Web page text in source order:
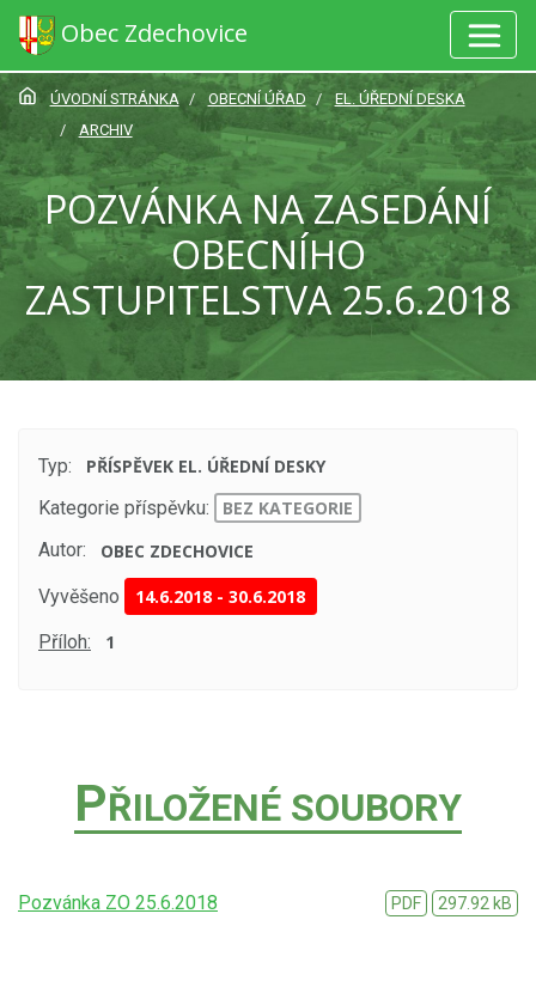
Obec Zdechovice
ÚVODNÍ STRÁNKA OBECNÍ ÚŘAD
EL. ÚŘEDNÍ DESKA
ARCHIV
POZVÁNKA NA ZASEDÁNÍ
OBECNÍHO
ZASTUPITELSTVA 25.6.2018
Typ:
PŘÍSPĚVEK EL. ÚŘEDNÍ DESKY
Kategorie příspěvku:
BEZ KATEGORIE
Autor:
OBEC ZDECHOVICE
Vyvěšeno 14.6.2018 -30.6.2018
Příloh: 1
PŘILOŽENÉ SOUBORY
Pozvánka ZO 25.6.2018 PDF 297.92 kB